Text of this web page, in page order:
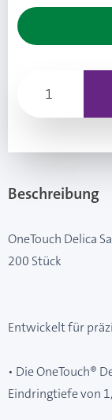
Beschreibung
OneTouch Delica
200 Stück
Entwickelt für
• Die OneTouch®
Eindringtiefe von